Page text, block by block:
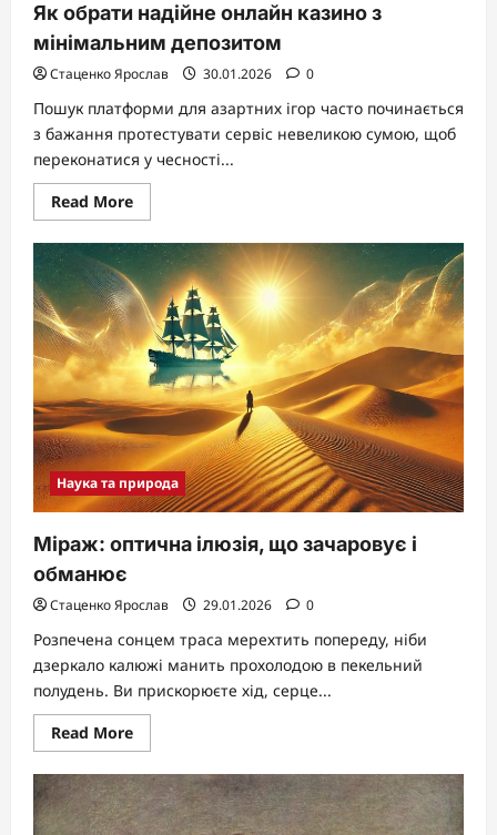
Як обрати надійне онлайн казино з
мінімальним депозитом
Стаценко Ярослав 30.01.2026 0
Пошук платформи для азартних ігор часто починається
з бажання протестувати сервіс невеликою сумою, щоб
переконатися у чесності...
Read MoreRead
more
Як
обрати
надійне
онлайн
казино
з
мінімальним
депозитом
Наука та природа
Міраж: оптична ілюзія, що зачаровує і
обманює
Стаценко Ярослав 29.01.2026 0
Розпечена сонцем траса мерехтить попереду, ніби
дзеркало калюжі манить прохолодою в пекельний
полудень. Ви прискорюєте хід, серце...
Read MoreRead
more
Міраж:
оптична
ілюзія,
що